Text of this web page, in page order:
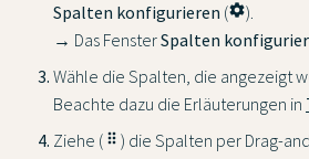
Spalten konfigurieren (settings).
→ Das FensterSpalten
Wähle die Spalten, die angezeigt
Beachte dazu die Erläuterungen in
Ziehe ( drag_indicator ) die Spalten per Drag-